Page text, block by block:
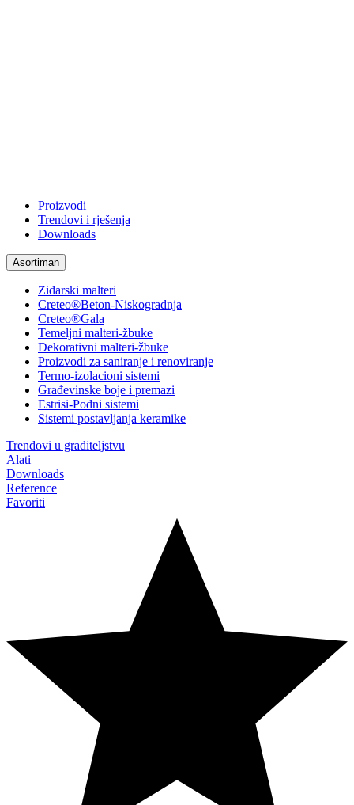
Proizvodi
Trendovi i rješenja
Downloads
Asortiman
Zidarski malteri
Creteo®Beton-Niskogradnja
Creteo®Gala
Temeljni malteri-žbuke
Dekorativni malteri-žbuke
Proizvodi za saniranje i renoviranje
Termo-izolacioni sistemi
Građevinske boje i premazi
Estrisi-Podni sistemi
Sistemi postavljanja keramike
Trendovi u graditeljstvu
Alati
Downloads
Reference
Favoriti